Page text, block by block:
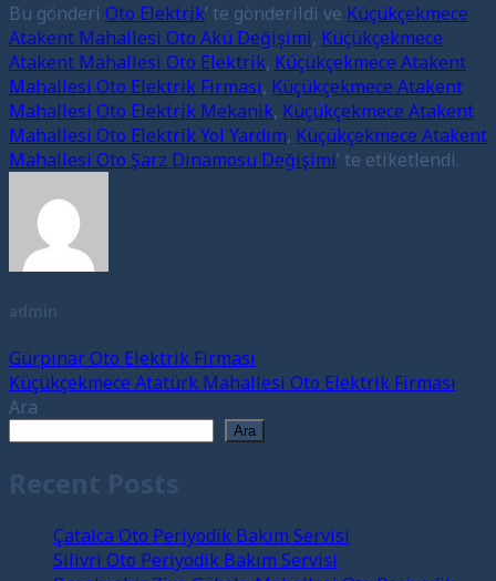
Bu gönderi Oto Elektrik’ te gönderildi ve Küçükçekmece
Atakent Mahallesi Oto Akü Değişimi, Küçükçekmece
Atakent Mahallesi Oto Elektrik, Küçükçekmece Atakent
Mahallesi Oto Elektrik Firması, Küçükçekmece Atakent
Mahallesi Oto Elektrik Mekanik, Küçükçekmece Atakent
Mahallesi Oto Elektrik Yol Yardım, Küçükçekmece Atakent
Mahallesi Oto Şarz Dinamosu Değişimi’ te etiketlendi.
admin
Gürpınar Oto Elektrik Firması
Küçükçekmece Atatürk Mahallesi Oto Elektrik Firması
Ara
Ara
Recent Posts
Çatalca Oto Periyodik Bakım Servisi
Silivri Oto Periyodik Bakım Servisi